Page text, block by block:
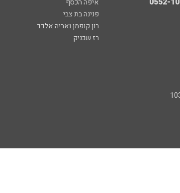
איפה הכסף
פנינה בת צבי
רון קופמן ואריה אלדד
רז שכניק